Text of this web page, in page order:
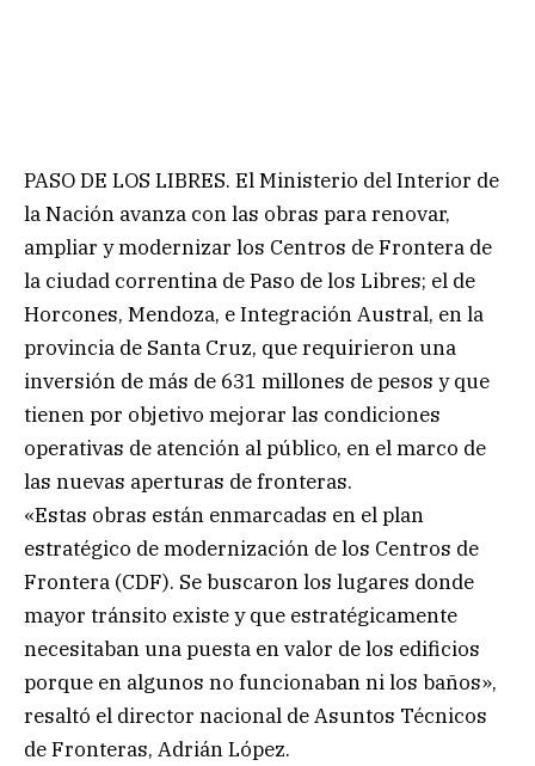
PASO DE LOS LIBRES. El Ministerio del Interior de
la Nación avanza con las obras para renovar,
ampliar y modernizar los Centros de Frontera de
la ciudad correntina de Paso de los Libres; el de
Horcones, Mendoza, e Integración Austral, en la
provincia de Santa Cruz, que requirieron una
inversión de más de 631 millones de pesos y que
tienen por objetivo mejorar las condiciones
operativas de atención al público, en el marco de
las nuevas aperturas de fronteras.
«Estas obras están enmarcadas en el plan
estratégico de modernización de los Centros de
Frontera (CDF). Se buscaron los lugares donde
mayor tránsito existe y que estratégicamente
necesitaban una puesta en valor de los edificios
porque en algunos no funcionaban ni los baños»,
resaltó el director nacional de Asuntos Técnicos
de Fronteras, Adrián López.